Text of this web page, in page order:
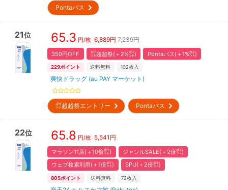
Pontaパス
21位 65.3 円/枚 6,889円 7,239円
350円OFF ㌽超超祭(＋2%㌽) Pontaパス(＋1%㌽)
229ポイント 送料無料 102枚入
爽快ドラッグ (au PAY マーケット)
㌽超超祭エントリー Pontaパス
22位 65.8 円/枚 5,541 円
マラソン11店(＋10倍㌽)
ジャンルSALE(＋2倍㌽)
ウェブ検索利用(＋1倍㌽)
SPU(＋2倍㌽)
805ポイント 送料無料 72枚入